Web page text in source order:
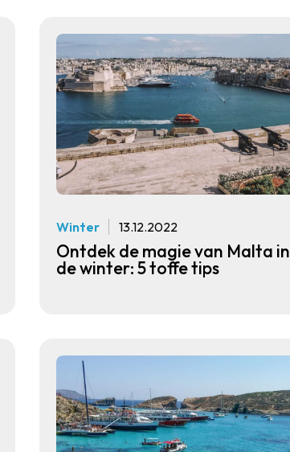
Winter 13.12.2022
Ontdek de magie van Malta in
de winter: 5 toffe tips